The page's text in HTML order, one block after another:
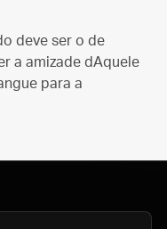
deve ser o de
a amizade dAquele
para a